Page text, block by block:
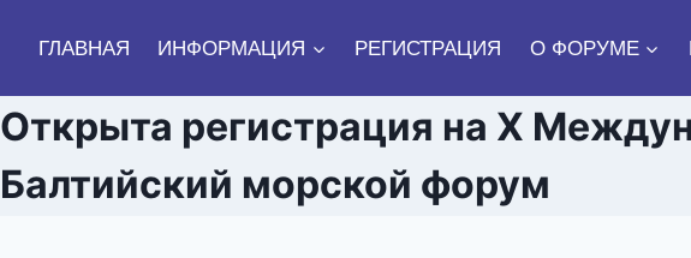
ГЛАВНАЯ ИНФОРМАЦИЯ РЕГИСТРАЦИЯ О ФОРУМЕ
Открыта регистрация на X
Балтийский морской форум